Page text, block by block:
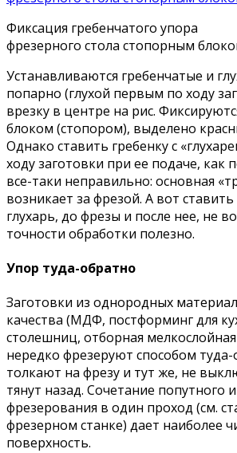
Фиксация гребенчатого упора
фрезерного стола стопорным
Устанавливаются гребенчатые и
попарно (глухой первым по ходу
врезку в центре на рис.
блоком (стопором), выделено
Однако ставить гребенку с
ходу заготовки при ее подаче, как
все-таки неправильно: основная
возникает за фрезой. А вот
глухарь, до фрезы и после нее, не
точности обработки полезно.
Упор туда-обратно
Заготовки из однородных
качества (МДФ, постформинг для
столешниц, отборная
нередко фрезеруют способом туда-
толкают на фрезу и тут же, не
тянут назад. Сочетание попутного
фрезерования в один проход (см.
фрезерном станке) дает наиболее
поверхность.